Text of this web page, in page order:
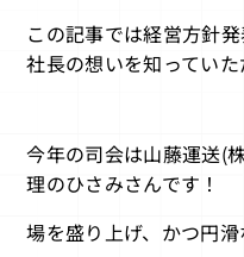
この記事では経営方針
社長の想いを知っていた
今年の司会は山藤運送(
理のひさみさんです！
場を盛り上げ、かつ円滑